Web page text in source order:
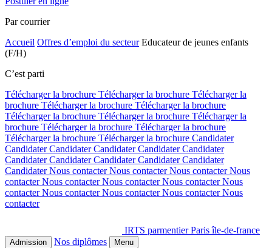
Par courrier
Accueil Offres d’emploi du secteur Educateur de jeunes enfants
(F/H)
C’est parti
Télécharger la brochure Télécharger la brochure Télécharger la
brochure Télécharger la brochure Télécharger la brochure
Télécharger la brochure Télécharger la brochure Télécharger la
brochure Télécharger la brochure Télécharger la brochure
Télécharger la brochure Télécharger la brochure Candidater
CandidaterCandidaterCandidaterCandidaterCandidater
CandidaterCandidaterCandidaterCandidaterCandidater
CandidaterNous contacterNous contacterNous contacterNous
contacterNous contacterNous contacterNous contacterNous
contacterNous contacterNous contacterNous contacterNous
contacter
IRTS parmentier Paris île-de-france
Admission Nos diplômes Menu